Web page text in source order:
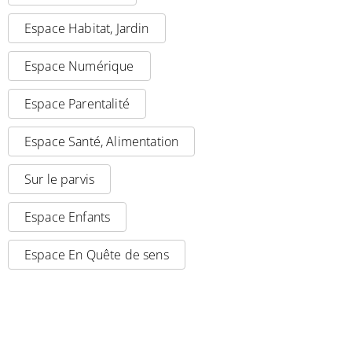
Espace Habitat, Jardin
Espace Numérique
Espace Parentalité
Espace Santé, Alimentation
Sur le parvis
Espace Enfants
Espace En Quête de sens